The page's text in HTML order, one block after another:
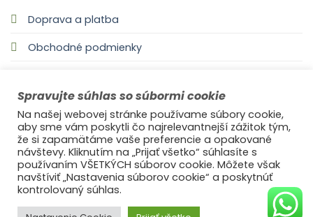
Doprava a platba
Obchodné podmienky
Zásady používania súborov cookie
Informácie
O nás
Reklamácie
Spravujte súhlas so súbormi cookie
Na našej webovej stránke používame súbory cookie,
aby sme vám poskytli čo najrelevantnejší zážitok tým,
že si zapamätáme vaše preferencie a opakované
návštevy. Kliknutím na „Prijať všetko“ súhlasíte s
používaním VŠETKÝCH súborov cookie. Môžete však
navštíviť „Nastavenia súborov cookie“ a poskytnúť
kontrolovaný súhlas.